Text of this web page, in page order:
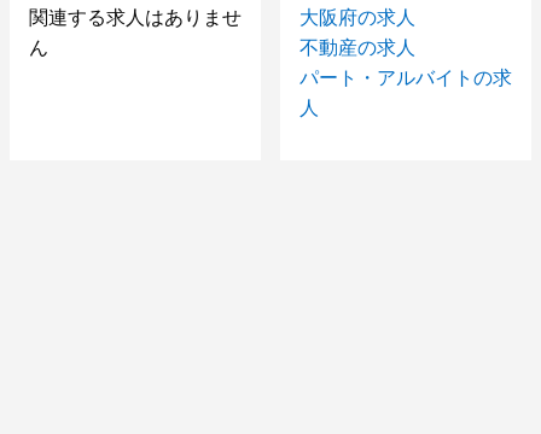
関連する求人はありませ
ん
大阪府の求人
不動産の求人
パート・アルバイトの求
人